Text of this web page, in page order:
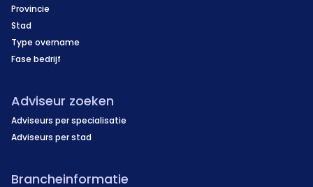
Provincie
Stad
Type overname
Fase bedrijf
Adviseur zoeken
Adviseurs per specialisatie
Adviseurs per stad
Brancheinformatie